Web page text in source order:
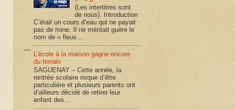
(Les intertitres sont
de nous). Introduction
C’était un cours d’eau qui ne payait
pas de mine. Il ne méritait guère le
nom de « fleuv...
L'école à la maison gagne encore
du terrain
SAGUENAY – Cette année, la
rentrée scolaire risque d’être
particulière et plusieurs parents ont
d’ailleurs décidé de retirer leur
enfant des...